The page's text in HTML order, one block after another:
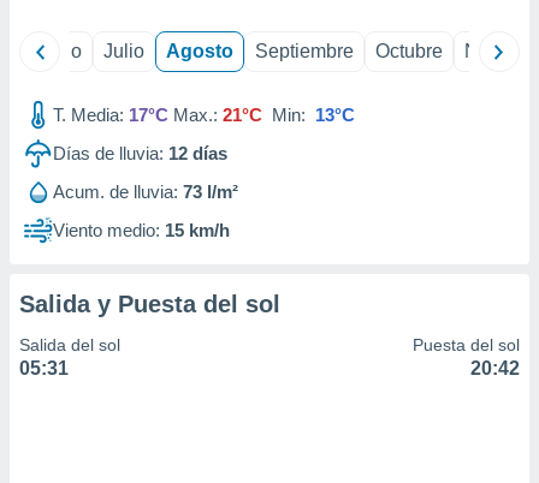
Junio Julio Agosto Septiembre Octubre
T. Media: 17°C Max.: 21°C Min: 13°C
Días de lluvia: 12 días
Acum. de lluvia: 73 l/m²
Viento medio: 15 km/h
Salida y Puesta del sol
Salida del sol
05:31
Puesta del sol
20:42